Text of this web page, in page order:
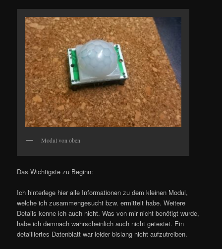
Modul von oben
Das Wichtigste zu Beginn:
Ich hinterlege hier alle Informationen zu dem kleinen Modul,
welche ich zusammengesucht bzw. ermittelt habe. Weitere
Details kenne ich auch nicht. Was von mir nicht benötigt wurde,
habe ich demnach wahrscheinlich auch nicht getestet. Ein
detailliertes Datenblatt war leider bislang nicht aufzutreiben.